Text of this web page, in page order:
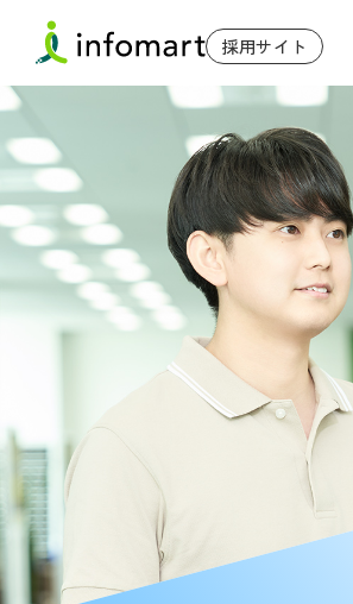
採用サイト